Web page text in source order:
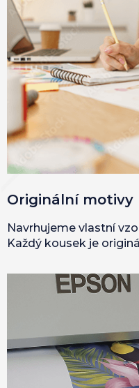
Originální motivy
Navrhujeme vlastní
Každý kousek je